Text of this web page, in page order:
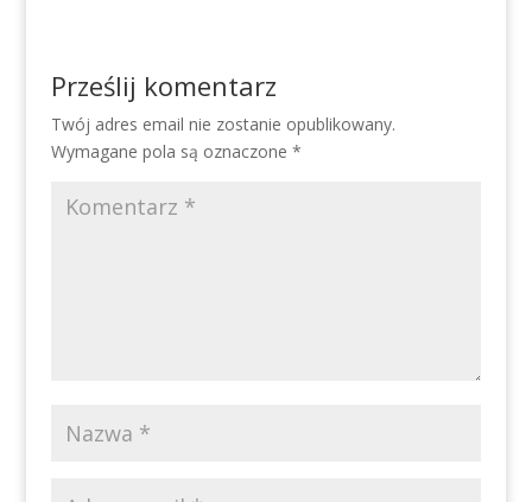
Prześlij komentarz
Twój adres email nie zostanie opublikowany.
Wymagane pola są oznaczone *